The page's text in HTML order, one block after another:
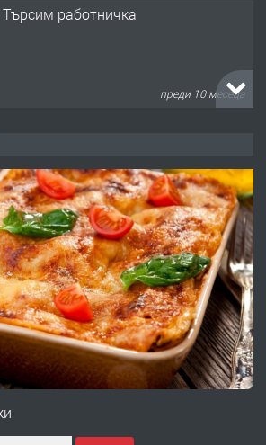
Търсим работничка
преди 10 месеца
преди 1 година
Работа за общи работници
преди 1 година
Първи поход "По стъпките на Ангел